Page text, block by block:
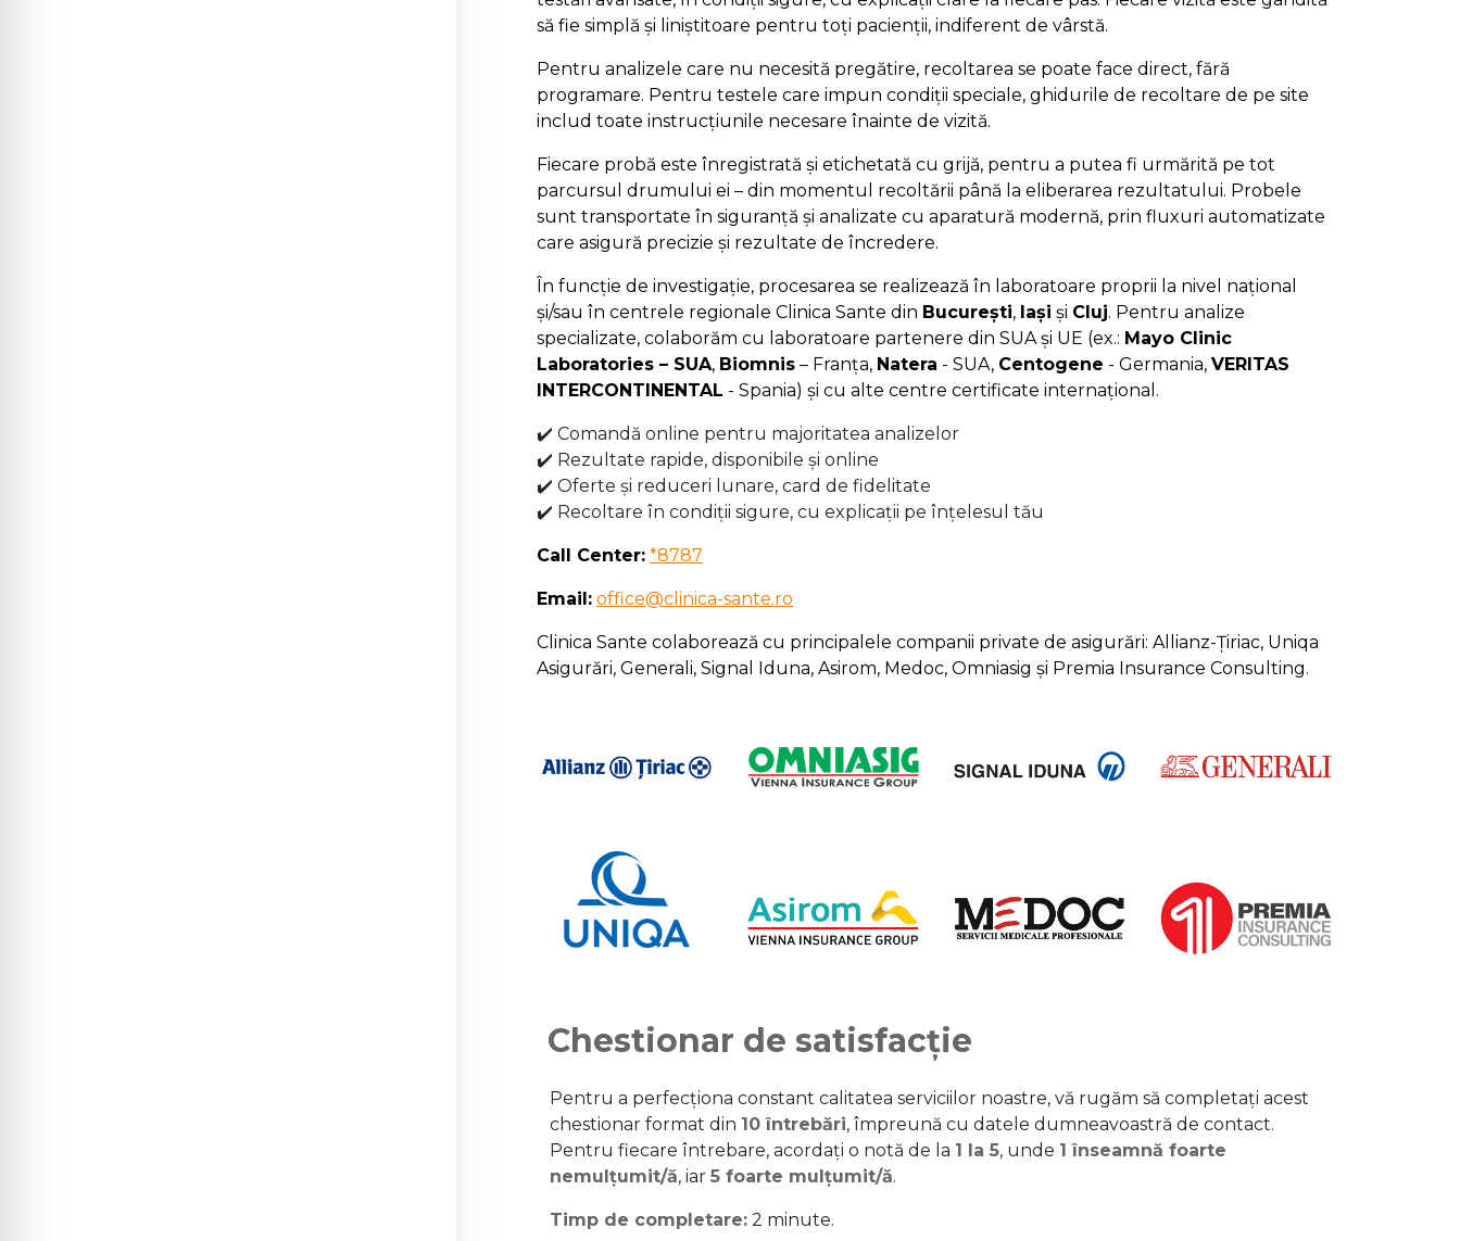
să fie simplă și liniștitoare pentru toți pacienții, indiferent de vârstă.
Pentru analizele care nu necesită pregătire, recoltarea se poate face direct, fără
programare. Pentru testele care impun condiții speciale, ghidurile de recoltare de pe site
includ toate instrucțiunile necesare înainte de vizită.
Fiecare probă este înregistrată și etichetată cu grijă, pentru a putea fi urmărită pe tot
parcursul drumului ei – din momentul recoltării până la eliberarea rezultatului. Probele
sunt transportate în siguranță și analizate cu aparatură modernă, prin fluxuri automatizate
care asigură precizie și rezultate de încredere.
În funcție de investigație, procesarea se realizează în laboratoare proprii la nivel național
și/sau în centrele regionale Clinica Sante din București, Iași și Cluj. Pentru analize
specializate, colaborăm cu laboratoare partenere din SUA și UE (ex.: Mayo Clinic
Laboratories – SUA, Biomnis – Franța, Natera - SUA, Centogene - Germania, VERITAS
INTERCONTINENTAL - Spania) și cu alte centre certificate internațional.
✔️ Comandă online pentru majoritatea analizelor
✔️ Rezultate rapide, disponibile și online
✔️ Oferte și reduceri lunare, card de fidelitate
✔️ Recoltare în condiții sigure, cu explicații pe înțelesul tău
Call Center: *8787
Email: office@clinica-sante.ro
Clinica Sante colaborează cu principalele companii private de asigurări: Allianz-Țiriac, Uniqa
Asigurări, Generali, Signal Iduna, Asirom, Medoc, Omniasig și Premia Insurance Consulting.
Chestionar de satisfacție
Pentru a perfecționa constant calitatea serviciilor noastre, vă rugăm să completați acest
chestionar format din 10 întrebări, împreună cu datele dumneavoastră de contact.
Pentru fiecare întrebare, acordați o notă de la 1 la 5, unde 1 înseamnă foarte
nemulțumit/ă, iar 5 foarte mulțumit/ă.
Timp de completare: 2 minute.